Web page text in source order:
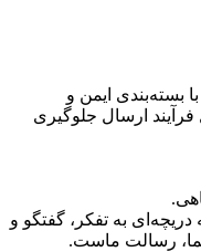
بسته‌بندی ایمن و
ارسال جلوگیری
به تفکر، گفتگو و
رسالت ماست.